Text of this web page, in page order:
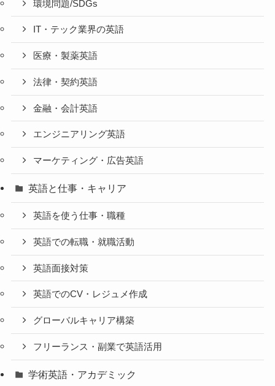
環境問題/SDGs
IT・テック業界の英語
医療・製薬英語
法律・契約英語
金融・会計英語
エンジニアリング英語
マーケティング・広告英語
英語と仕事・キャリア
英語を使う仕事・職種
英語での転職・就職活動
英語面接対策
英語でのCV・レジュメ作成
グローバルキャリア構築
フリーランス・副業で英語活用
学術英語・アカデミック